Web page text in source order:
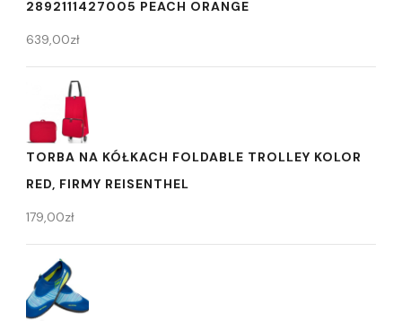
2892111427005 PEACH ORANGE
639,00zł
TORBA NA KÓŁKACH FOLDABLE TROLLEY KOLOR
RED, FIRMY REISENTHEL
179,00zł